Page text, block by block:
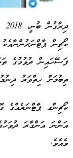
ކޯޗިން
ފަސޭހައިން ދުވުމުގެ
ތިބުމަށް ހިތްވަރު
ކޯޗިންގ ޕާޓްނަރެއްގެ
އަންނަ އަންގާރަ
ވެއެވެ.